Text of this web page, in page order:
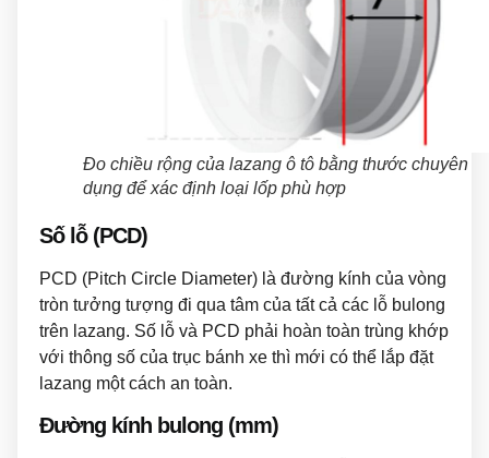
Đo chiều rộng của lazang ô tô bằng thước chuyên
dụng để xác định loại lốp phù hợp
Số lỗ (PCD)
PCD (Pitch Circle Diameter) là đường kính của vòng
tròn tưởng tượng đi qua tâm của tất cả các lỗ bulong
trên lazang. Số lỗ và PCD phải hoàn toàn trùng khớp
với thông số của trục bánh xe thì mới có thể lắp đặt
lazang một cách an toàn.
Đường kính bulong (mm)